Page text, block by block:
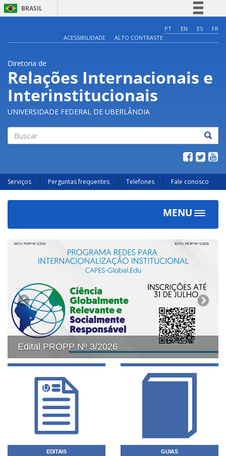
BRASIL
Comunica BR
Acesso à informação
Legislação
Canais
PT EN ES
FR
ACESSIBILIDADE
ALTO CONTRASTE
Diretoria de
Relações Internacionais e
Interinstitucionais
UNIVERSIDADE FEDERAL DE UBERLÂNDIA
Serviços Perguntas frequentes Telefones Fale conosco
MENU
Toggle
Edital PROPP Nº 3/2026
Previous Next
EDITAIS GUIAS